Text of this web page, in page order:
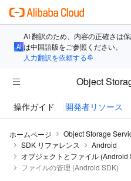
AI 翻訳のため、内容の正確さは
は中国語版をご参照ください。
人力翻訳を依頼する
Object
操作ガイド 開発者リソース
ホームページ Object Storage
SDK リファレンス
Android
オブジェクトとファイル (Android
ファイルの管理 (Android SDK)